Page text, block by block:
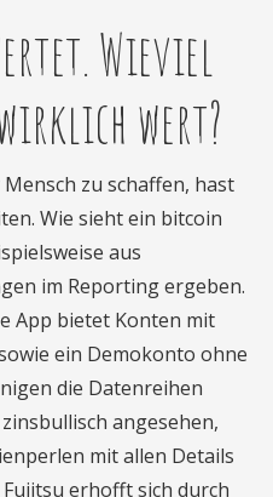
Wieviel
wert?
zu schaffen, hast
Wie sieht ein bitcoin
aus
im Reporting ergeben.
App bietet Konten mit
ein Demokonto ohne
die Datenreihen
angesehen,
mit allen Details
erhofft sich durch